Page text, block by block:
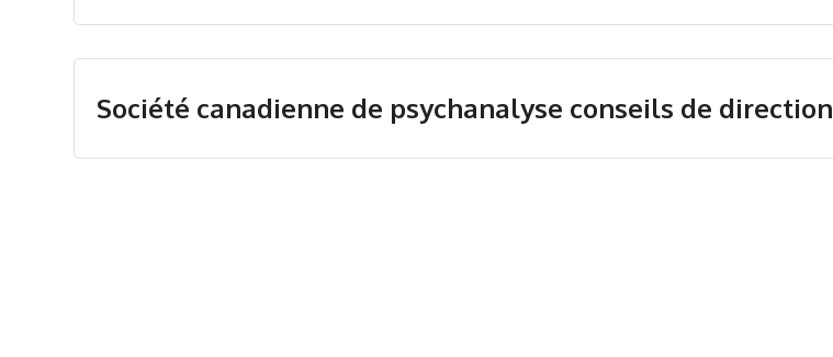
Société canadienne de psychanalyse conseils de direction